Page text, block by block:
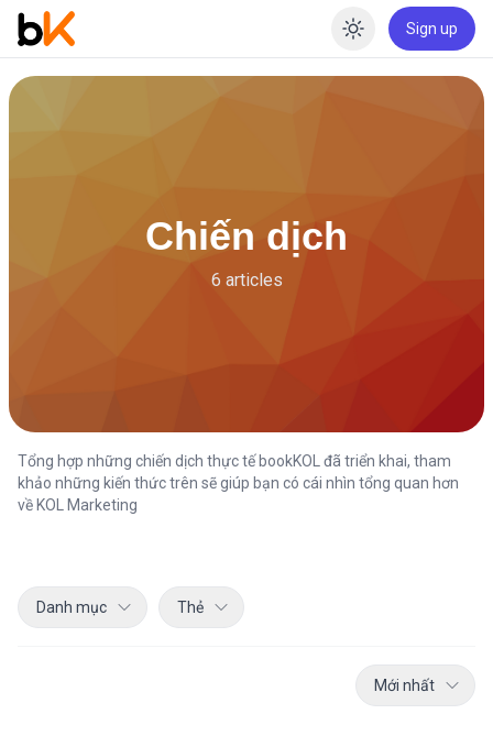
Enable
Sign up
Chiến dịch
6 articles
Tổng hợp những chiến dịch thực tế bookKOL đã triển khai, tham
khảo những kiến thức trên sẽ giúp bạn có cái nhìn tổng quan hơn
về KOL Marketing
Danh mục Thẻ
Mới nhất